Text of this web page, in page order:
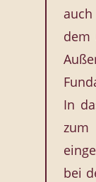
dem
In
bei